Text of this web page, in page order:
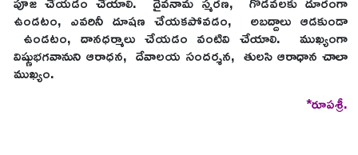
ఉండటం, ఎవరినీ దూషణ చేయకపోవడం, అబద్దాలు ఆడకుండా
ఉండటం, దానధర్మాలు చేయడం వంటివి చేయాలి. ముఖ్యంగా
విష్ణుభగవానుని ఆరాధన, దేవాలయ సందర్శన, తులసి ఆరాధాన చాలా
ముఖ్యం.
*రూపశ్రీ.